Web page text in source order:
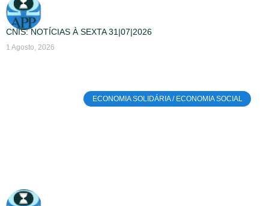
CNIS: NOTÍCIAS À SEXTA 31|07|2026
1 Agosto, 2026
ECONOMIA SOLIDÁRIA / ECONOMIA SOCIAL